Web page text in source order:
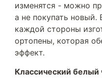
изменятся - можно
а не покупать новый.
каждой стороны
ортопены, которая
эффект.
Классический белый